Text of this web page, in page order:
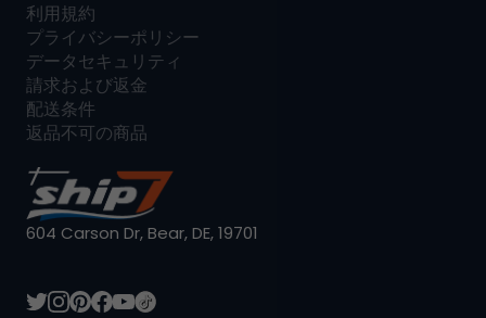
利用規約
プライバシーポリシー
データセキュリティ
請求および返金
配送条件
返品不可の商品
604 Carson Dr, Bear, DE, 19701